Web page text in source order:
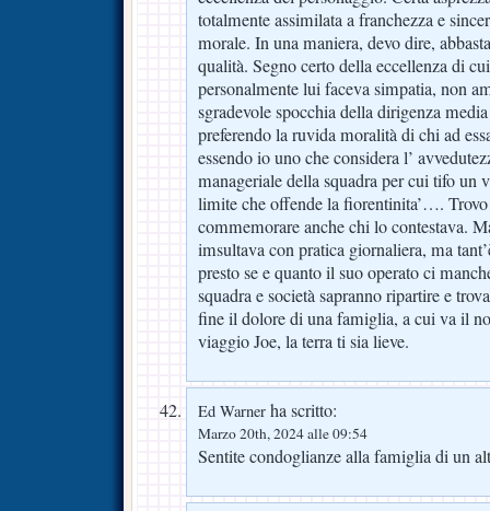
totalmente assimilata a franchezza e
morale. In una maniera, devo dire,
qualità. Segno certo della eccellenza di
personalmente lui faceva simpatia, non
sgradevole spocchia della dirigenza
preferendo la ruvida moralità di chi ad
essendo io uno che considera l’
manageriale della squadra per cui tifo un
limite che offende la fiorentinita’….
commemorare anche chi lo contestava.
imsultava con pratica giornaliera, ma
presto se e quanto il suo operato ci
squadra e società sapranno ripartire e
fine il dolore di una famiglia, a cui va il
viaggio Joe, la terra ti sia lieve.
Ed Warner ha scritto:
Marzo 20th, 2024 alle 09:54
Sentite condoglianze alla famiglia di un